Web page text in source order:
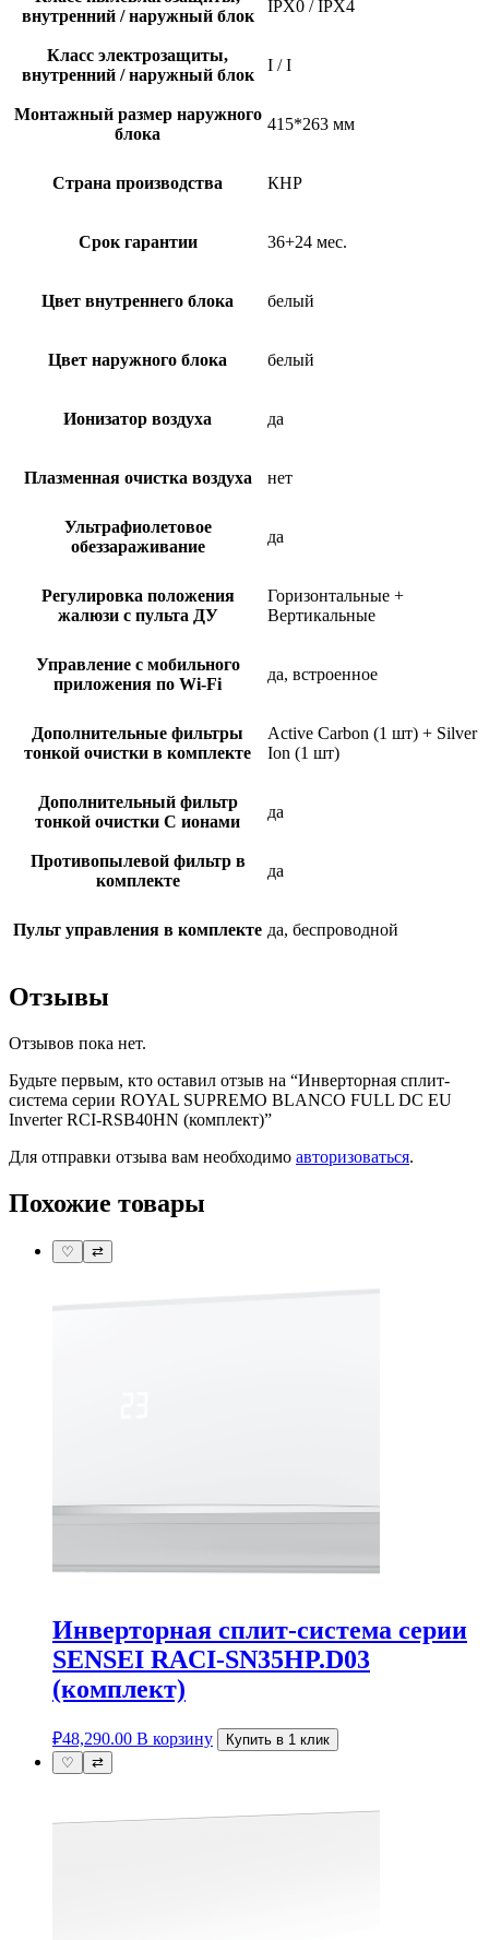
внутренний / наружный блок
IPX0 / IPX4
Класс электрозащиты,
внутренний / наружный блок
I / I
Монтажный размер наружного
блока
415*263 мм
Страна производства КНР
Срок гарантии 36+24 мес.
Цвет внутреннего блока белый
Цвет наружного блока белый
Ионизатор воздуха да
Плазменная очистка воздуха нет
Ультрафиолетовое
обеззараживание
да
Регулировка положения
жалюзи с пульта ДУ
Горизонтальные +
Вертикальные
Управление c мобильного
приложения по Wi-Fi
да, встроенное
Дополнительные фильтры
тонкой очистки в комплекте
Active Carbon (1 шт) + Silver
Ion (1 шт)
Дополнительный фильтр
тонкой очистки С ионами
да
Противопылевой фильтр в
комплекте
да
Пульт управления в комплекте да, беспроводной
Отзывы
Отзывов пока нет.
Будьте первым, кто оставил отзыв на “Инверторная сплит-
система серии ROYAL SUPREMO BLANCO FULL DC EU
Inverter RCI-RSB40HN (комплект)”
Для отправки отзыва вам необходимо авторизоваться.
Похожие товары
♡ ⇄
Инверторная сплит-система серии
SENSEI RACI-SN35HP.D03
(комплект)
₽48,290.00 В корзину
Купить в 1 клик
♡
⇄